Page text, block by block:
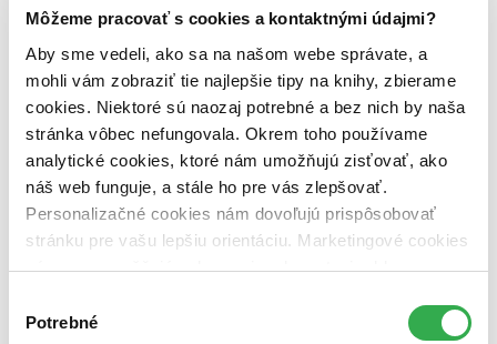
Môžeme pracovať s cookies a kontaktnými údajmi?
Aby sme vedeli, ako sa na našom webe správate, a
mohli vám zobraziť tie najlepšie tipy na knihy, zbierame
cookies. Niektoré sú naozaj potrebné a bez nich by naša
stránka vôbec nefungovala. Okrem toho používame
analytické cookies, ktoré nám umožňujú zisťovať, ako
náš web funguje, a stále ho pre vás zlepšovať.
Personalizačné cookies nám dovoľujú prispôsobovať
stránku pre vašu lepšiu orientáciu. Marketingové cookies
nám zas umožňujú zobrazenie relevantnej reklamy.
nám pomohlo, keby sme mohli používať všetky tieto
súhlasu
Potrebné
pevná väzba (1 titul)
Zúžiť výber
Zoradiť
Najdrahšie